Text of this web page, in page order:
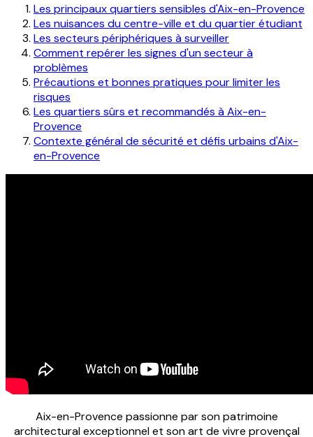
Les principaux quartiers sensibles d'Aix-en-Provence
Les nuisances du centre-ville et du quartier étudiant
Les secteurs périphériques à surveiller
Comment repérer les signes d'un secteur à
problèmes
Précautions et bonnes pratiques pour limiter les
risques
Les quartiers sûrs et recommandés à Aix-en-
Provence
Contexte général de sécurité et défis urbains d'Aix-
en-Provence
Aix-en-Provence passionne par son patrimoine
architectural exceptionnel et son art de vivre provençal